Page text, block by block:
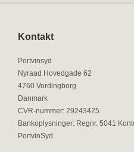
Kontakt
Portvinsyd
Nyraad Hovedgade 62
4760 Vordingborg
Danmark
CVR-nummer: 29243425
Bankoplysninger: Regnr. 5041
PortvinSyd